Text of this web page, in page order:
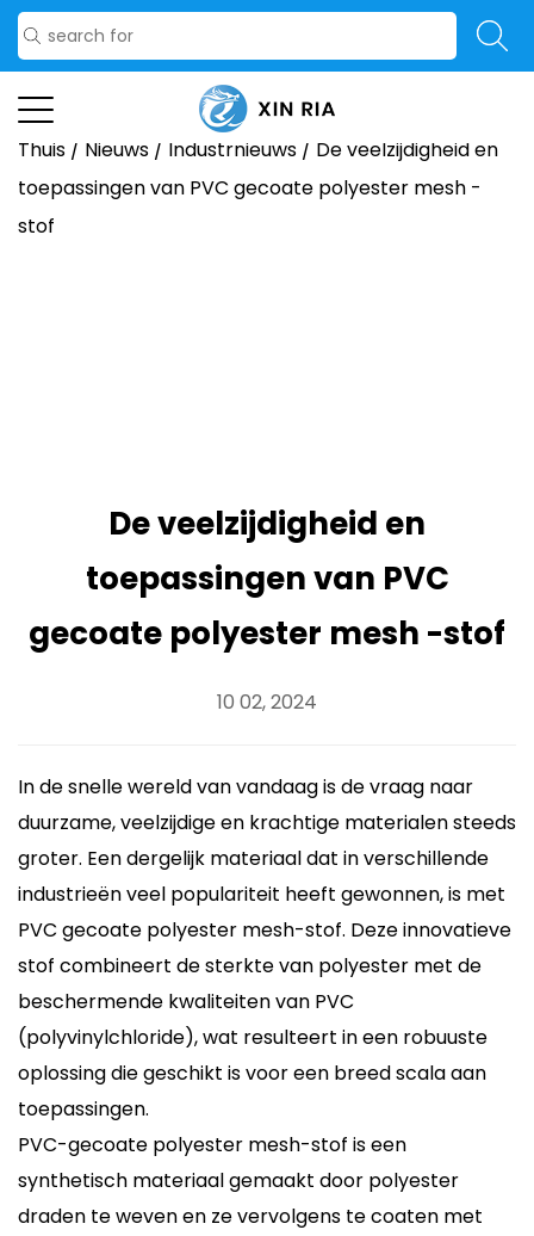
Thuis / Nieuws / Industrnieuws / De veelzijdigheid en
toepassingen van PVC gecoate polyester mesh -
stof
De veelzijdigheid en
toepassingen van PVC
gecoate polyester mesh -stof
10 02, 2024
In de snelle wereld van vandaag is de vraag naar
duurzame, veelzijdige en krachtige materialen steeds
groter. Een dergelijk materiaal dat in verschillende
industrieën veel populariteit heeft gewonnen, is met
PVC gecoate polyester mesh-stof. Deze innovatieve
stof combineert de sterkte van polyester met de
beschermende kwaliteiten van PVC
(polyvinylchloride), wat resulteert in een robuuste
oplossing die geschikt is voor een breed scala aan
toepassingen.
PVC-gecoate polyester mesh-stof is een
synthetisch materiaal gemaakt door polyester
draden te weven en ze vervolgens te coaten met